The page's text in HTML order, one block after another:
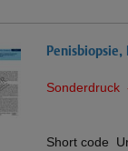
Sonderdruck
Short code